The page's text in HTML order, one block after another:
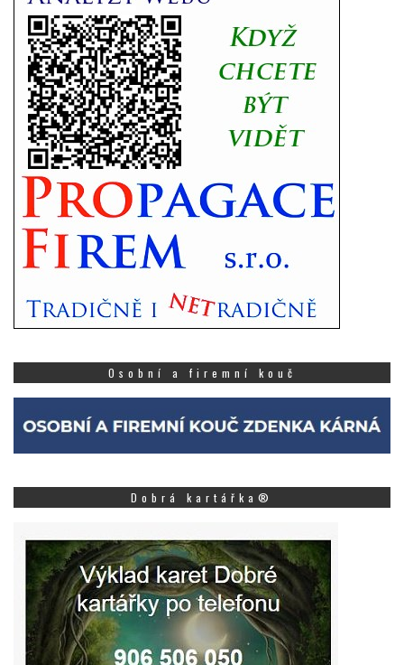
Osobní a firemní kouč
Dobrá kartářka®